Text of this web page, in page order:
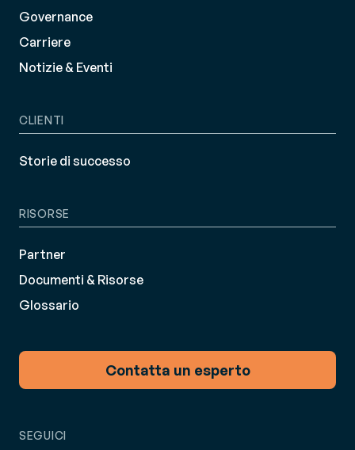
Governance
Carriere
Notizie & Eventi
CLIENTI
Storie di successo
RISORSE
Partner
Documenti & Risorse
Glossario
Contatta un esperto
SEGUICI